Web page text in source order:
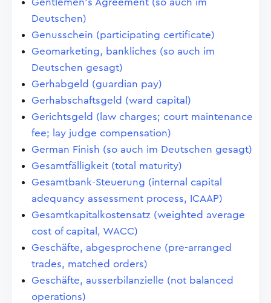
Gentlemen's Agreement (so auch im
Deutschen)
Genusschein (participating certificate)
Geomarketing, bankliches (so auch im
Deutschen gesagt)
Gerhabgeld (guardian pay)
Gerhabschaftsgeld (ward capital)
Gerichtsgeld (law charges; court maintenance
fee; lay judge compensation)
German Finish (so auch im Deutschen gesagt)
Gesamtfälligkeit (total maturity)
Gesamtbank-Steuerung (internal capital
adequancy assessment process, ICAAP)
Gesamtkapitalkostensatz (weighted average
cost of capital, WACC)
Geschäfte, abgesprochene (pre-arranged
trades, matched orders)
Geschäfte, ausserbilanzielle (not balanced
operations)